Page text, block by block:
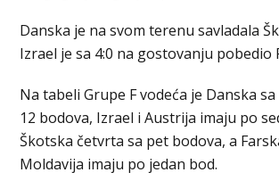
Danska je na svom terenu savladala
Izrael je sa 4:0 na gostovanju pobedio
Na tabeli Grupe F vodeća je Danska
12 bodova, Izrael i Austrija imaju po
Škotska četvrta sa pet bodova, a
Moldavija imaju po jedan bod.